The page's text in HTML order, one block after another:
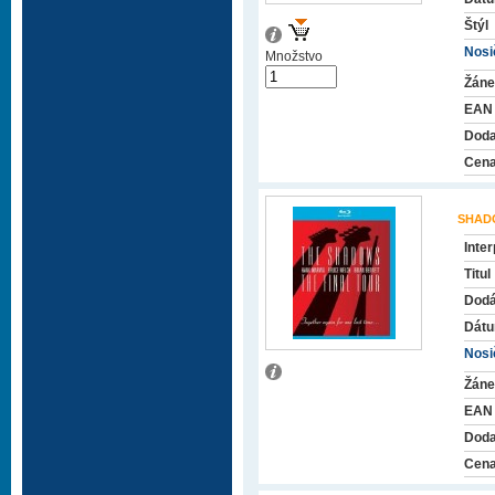
Štýl
EAN
Množstvo
Titul
EAN